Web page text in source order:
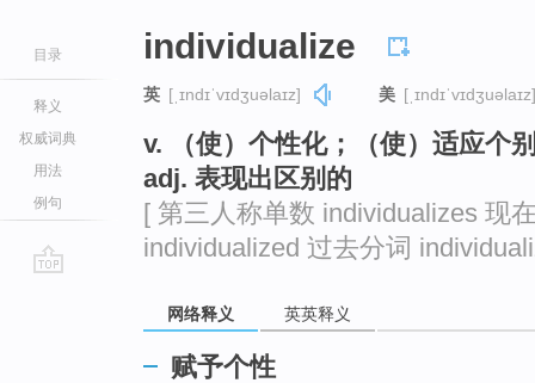
目录
释义
权威词典
用法
例句
individualize
英 [ˌɪndɪˈvɪdʒuəlaɪz] 美 [ˌɪndɪˈvɪdʒuəlaɪz]
v. （使）个性化；（使）适应个
adj. 表现出区别的
[ 第三人称单数 individualizes 现
individualized 过去分词
网络释义 英英释义
赋予个性